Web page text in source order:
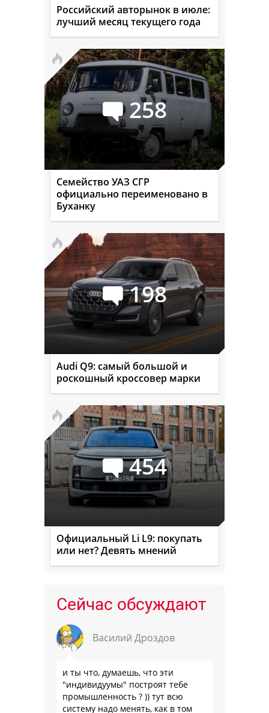
Российский авторынок в июле:
лучший месяц текущего года
258
Семейство УАЗ СГР
официально переименовано в
Буханку
198
Audi Q9: самый большой и
роскошный кроссовер марки
454
Официальный Li L9: покупать
или нет? Девять мнений
Сейчас обсуждают
Василий Дроздов
и ты что, думаешь, что эти
"индивидуумы" построят тебе
промышленность ? )) тут всю
систему надо менять, как в том